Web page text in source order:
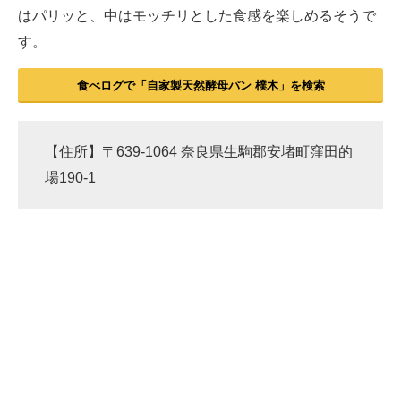
はパリッと、中はモッチリとした食感を楽しめるそうで
す。
食べログで「自家製天然酵母パン 樸木」を検索
【住所】〒639-1064 奈良県生駒郡安堵町窪田的
場190-1